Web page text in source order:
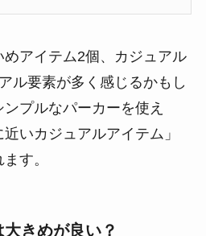
めアイテム2個、カジュアル
ル要素が多く感じるかもし
プルなパーカーを使え
いカジュアルアイテム」
す。
きめが良い？